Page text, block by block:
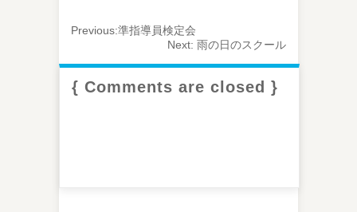
Previous:準指導員検定会
Next: 雨の日のスクール
{ Comments are closed }